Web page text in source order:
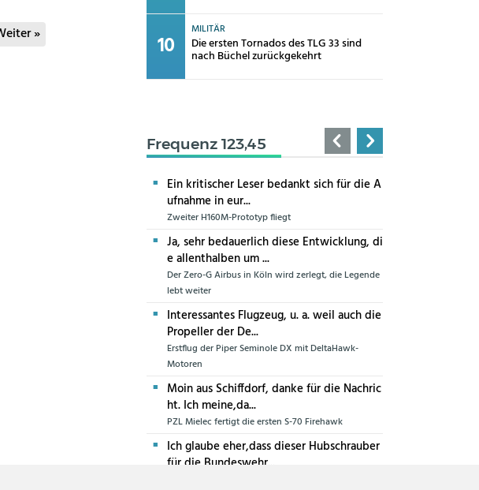
» MILITÄR
Die ersten Tornados des TLG 33 sind
nach Büchel zurückgekehrt
Frequenz 123,45
Ein kritischer Leser bedankt sich für die A
ufnahme in eur...
Zweiter H160M-Prototyp fliegt
Ja, sehr bedauerlich diese Entwicklung, di
e allenthalben um ...
Der Zero-G Airbus in Köln wird zerlegt, die Legende
lebt weiter
Interessantes Flugzeug, u. a. weil auch die
Propeller der De...
Erstflug der Piper Seminole DX mit DeltaHawk-
Motoren
Moin aus Schiffdorf, danke für die Nachric
ht. Ich meine,da...
PZL Mielec fertigt die ersten S-70 Firehawk
Ich glaube eher,dass dieser Hubschrauber
für die Bundeswehr...